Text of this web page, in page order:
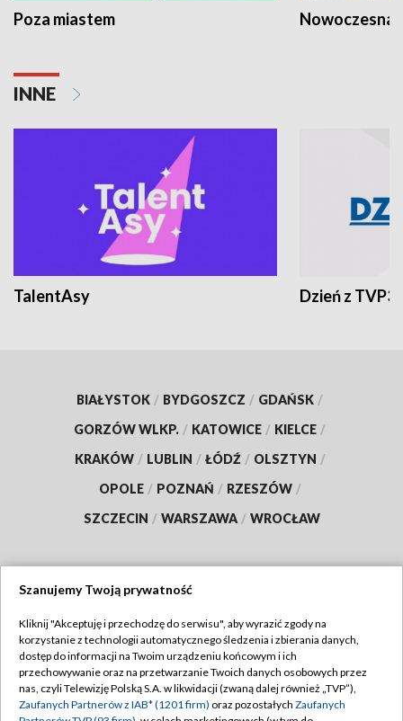
Poza miastem Nowoczesna
INNE
TalentAsy Dzień z TVP3
BIAŁYSTOK / BYDGOSZCZ / GDAŃSK /
GORZÓW WLKP. / KATOWICE / KIELCE /
KRAKÓW / LUBLIN / ŁÓDŹ / OLSZTYN /
OPOLE / POZNAŃ / RZESZÓW /
SZCZECIN / WARSZAWA / WROCŁAW
TVP
Abonament TVP
Emisja w TVP
Regulamin TVP
Polityka prywatności
Szanujemy Twoją prywatność
Kliknij "Akceptuję i przechodzę do serwisu", aby wyrazić zgody na
korzystanie z technologii automatycznego śledzenia i zbierania danych,
dostęp do informacji na Twoim urządzeniu końcowym i ich
przechowywanie oraz na przetwarzanie Twoich danych osobowych przez
nas, czyli Telewizję Polską S.A. w likwidacji (zwaną dalej również „TVP”),
Zaufanych Partnerów z IAB* (1201 firm) oraz pozostałych Zaufanych